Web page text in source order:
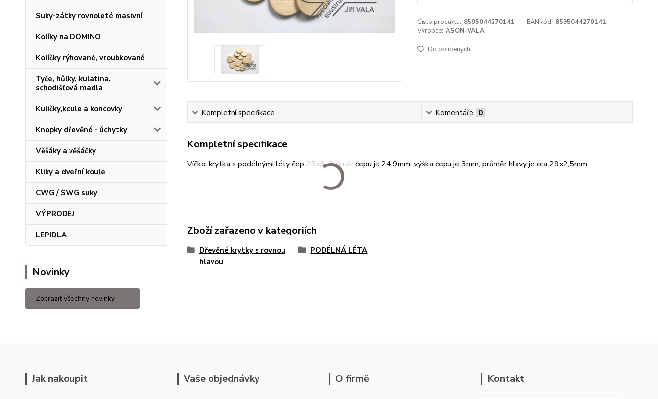
Suky-zátky rovnoleté masivní
Kolíky na DOMINO
Kolíčky rýhované, vroubkované
Tyče, hůlky, kulatina,
schodišťová madla
Kuličky,koule a koncovky
Knopky dřevěné - úchytky
Věšáky a věšáčky
Kliky a dveřní koule
CWG / SWG suky
VÝPRODEJ
LEPIDLA
Novinky
Zobrazit všechny novinky
Číslo produktu: 8595044270141 EAN kód: 8595044270141
Výrobce: ASON-VALA
Do oblíbených
Kompletní specifikace Komentáře 0
Kompletní specifikace
Víčko-krytka s podélnými léty čep 25x3. Průměr čepu je 24,9mm, výška čepu je 3mm, průměr hlavy je cca 29x2,5mm
Zboží zařazeno v kategoriích
Dřevěné krytky s rovnou
hlavou
PODÉLNÁ LÉTA
Jak nakoupit Vaše objednávky O firmě Kontakt